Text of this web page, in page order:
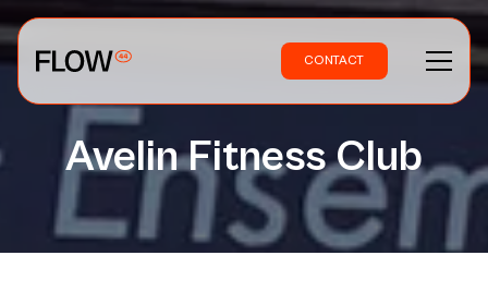
CONTACT
Avelin Fitness Club